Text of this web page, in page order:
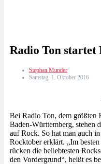
Radio Ton startet
Stephan Munder
Samstag, 1. Oktober 2016
Bei Radio Ton, dem größten
Baden-Württemberg, stehen
auf Rock. So hat man auch
Rocktober erklärt. „Im
rücken die beliebtesten
den Vordergrund“, heißt es